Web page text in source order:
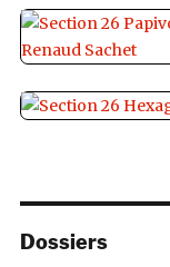
Dossiers